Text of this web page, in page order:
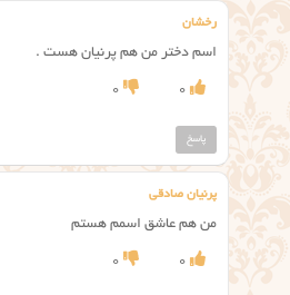
رخشان
اسم دختر من هم پرنیان هست .
0
0
پاسخ
پرنیان صادقی
من هم عاشق اسمم هستم
0
0